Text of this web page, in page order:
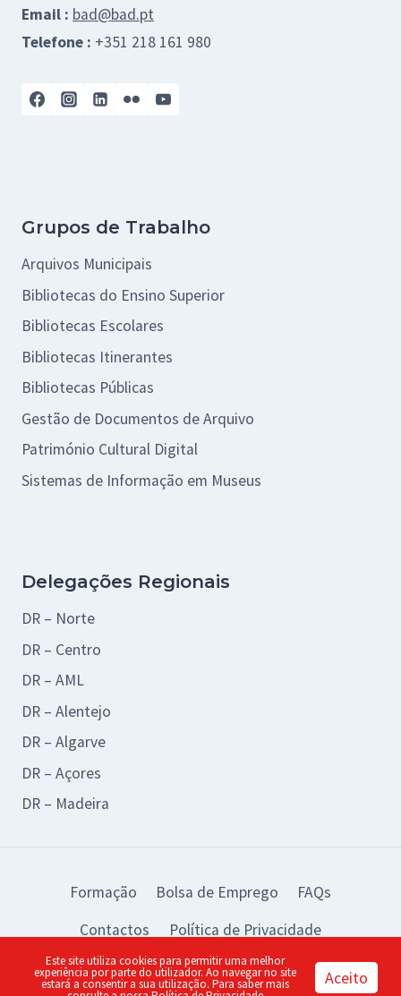
Email : bad@bad.pt
Telefone : +351 218 161 980
Grupos de Trabalho
Arquivos Municipais
Bibliotecas do Ensino Superior
Bibliotecas Escolares
Bibliotecas Itinerantes
Bibliotecas Públicas
Gestão de Documentos de Arquivo
Património Cultural Digital
Sistemas de Informação em Museus
Delegações Regionais
DR – Norte
DR – Centro
DR – AML
DR – Alentejo
DR – Algarve
DR – Açores
DR – Madeira
Formação Bolsa de Emprego
FAQs
Contactos
Política de Privacidade
© 2026 BAD Design by:piu
Este site utiliza cookies para permitir uma melhor
experiência por parte do utilizador. Ao navegar no site
estará a consentir a sua utilização. Para saber mais Aceito